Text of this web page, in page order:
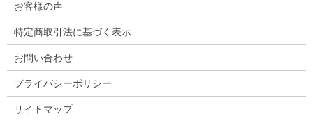
お客様の声
特定商取引法に基づく表示
お問い合わせ
プライバシーポリシー
サイトマップ